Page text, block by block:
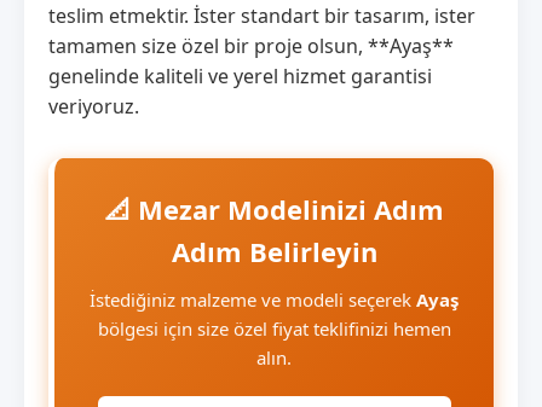
teslim etmektir. İster standart bir tasarım, ister
tamamen size özel bir proje olsun, **Ayaş**
genelinde kaliteli ve yerel hizmet garantisi
veriyoruz.
📐 Mezar Modelinizi Adım
Adım Belirleyin
İstediğiniz malzeme ve modeli seçerek Ayaş
bölgesi için size özel fiyat teklifinizi hemen
alın.